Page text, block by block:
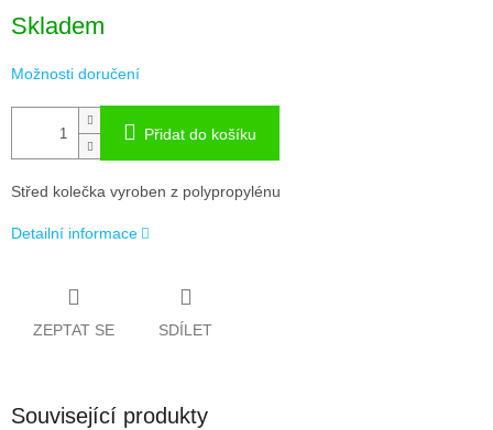
cena:
Skladem
Možnosti doručení
Přidat do košíku
Střed kolečka vyroben z polypropylénu
Detailní informace
ZEPTAT SE SDÍLET
Související produkty